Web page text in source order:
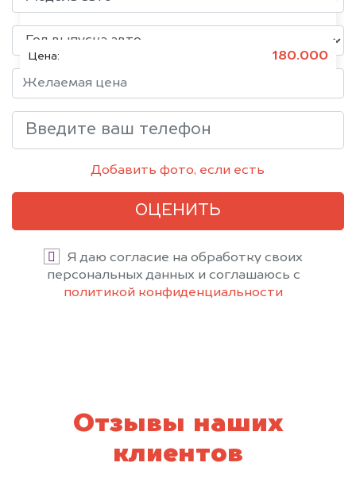
Цена: 180.000
Добавить фото, если есть
ОЦЕНИТЬ
Я даю согласие на обработку своих
персональных данных и соглашаюсь с
политикой конфиденциальности
Отзывы наших
клиентов